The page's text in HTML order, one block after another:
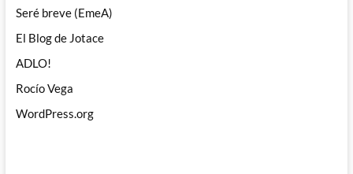
Seré breve (EmeA)
El Blog de Jotace
ADLO!
Rocío Vega
WordPress.org